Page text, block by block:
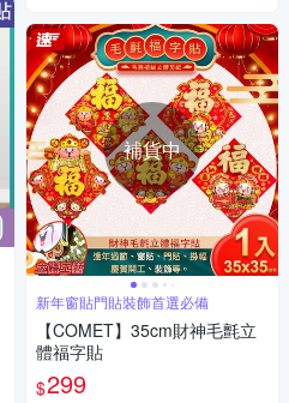
補貨中
新年窗貼門貼裝飾首選必備
【COMET】35cm財神毛氈立
體福字貼
$299